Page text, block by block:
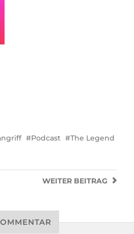
Podcast
The Legend
WEITER BEITRAG